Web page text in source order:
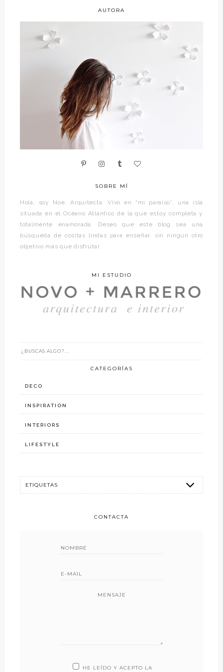
AUTORA
SOBRE MÍ
Hola, soy Noe. Arquitecta. Vivo en “mi paraíso”, una isla
situada en el Océano Atlántico de la que estoy completa y
totalmente enamorada. Deseo que este blog sea una
búsqueda de cositas lindas para enseñar, sin ningún otro
objetivo más que disfrutar.
MI ESTUDIO
CATEGORÍAS
DECO
INSPIRATION
INTERIORS
LIFESTYLE
CONTACTA
MENSAJE
HE LEÍDO Y ACEPTO LA